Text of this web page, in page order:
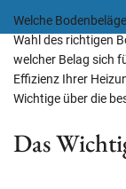
Welche
Wahl des richtigen
welcher Belag sich
Effizienz Ihrer
Wichtige über die
Das